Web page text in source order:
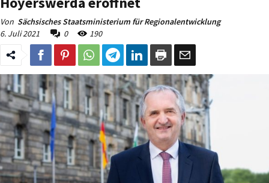
Von Sächsisches Staatsministerium für Regionalentwicklung
6. Juli 2021
0 190